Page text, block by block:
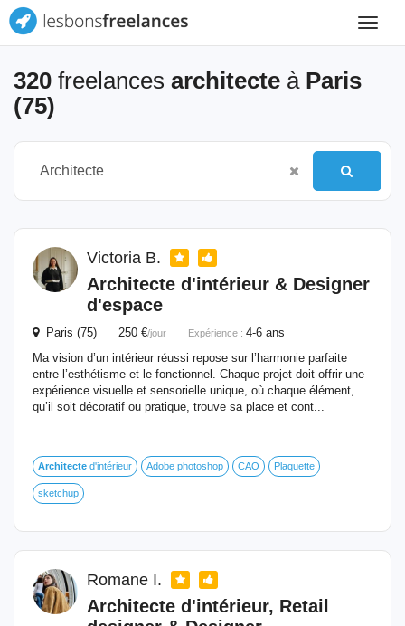
Toggle
320 freelances architecte à Paris
(75)
Victoria B.
Architecte d'intérieur & Designer
d'espace
Paris (75) 250 €/jour Expérience : 4-6 ans
Ma vision d’un intérieur réussi repose sur l’harmonie parfaite
entre l’esthétisme et le fonctionnel. Chaque projet doit offrir une
expérience visuelle et sensorielle unique, où chaque élément,
qu’il soit décoratif ou pratique, trouve sa place et cont...
Architecte d'intérieur Adobe photoshop CAO Plaquette
sketchup
Romane I.
Architecte d'intérieur, Retail